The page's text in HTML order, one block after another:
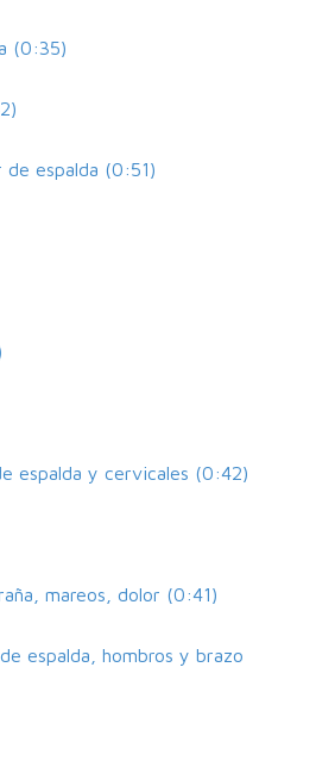
(0:35)
de espalda (0:51)
espalda y cervicales (0:42)
mareos, dolor (0:41)
espalda, hombros y brazo